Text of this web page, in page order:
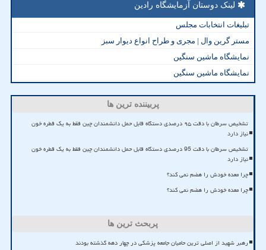
لینک دوستان آزمایشگاه رادین
تبلیغات انتخابات مجلس
مستر گرین وال | مجری و طراح انواع دیوار سبز
نمایشگاه ماشین سنگین
نمایشگاه ماشین سنگین
پربیننده ترین ها
تشخیص سرطان با دقت ۹۵ درصدی دستگاه قابل حمل دانشمندان چین فقط به یک قطره خون
نیاز دارد
تشخیص سرطان با دقت 95 درصدی دستگاه قابل حمل دانشمندان چین فقط به یک قطره خون
نیاز دارد
چرا معده خودش را هضم نمی کند؟
چرا معده خودش را هضم نمی کند؟
پربحث ترین ها
رهبر شهید از اصلی ترین حامیان جامعه پزشکی در چهار دهه گذشته بودند